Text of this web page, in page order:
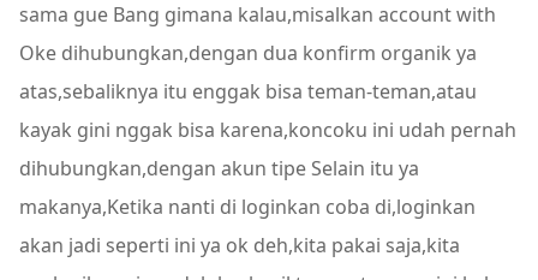
sama gue Bang gimana kalau,misalkan account with
Oke dihubungkan,dengan dua konfirm organik ya
atas,sebaliknya itu enggak bisa teman-teman,atau
kayak gini nggak bisa karena,koncoku ini udah pernah
dihubungkan,dengan akun tipe Selain itu ya
makanya,Ketika nanti di loginkan coba di,loginkan
akan jadi seperti ini ya ok deh,kita pakai saja,kita